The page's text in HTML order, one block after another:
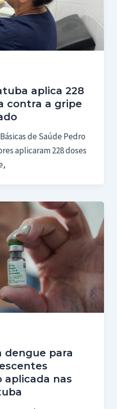
aplica 228
contra a gripe
de Saúde Pedro
aplicaram 228 doses
dengue para
aplicada nas